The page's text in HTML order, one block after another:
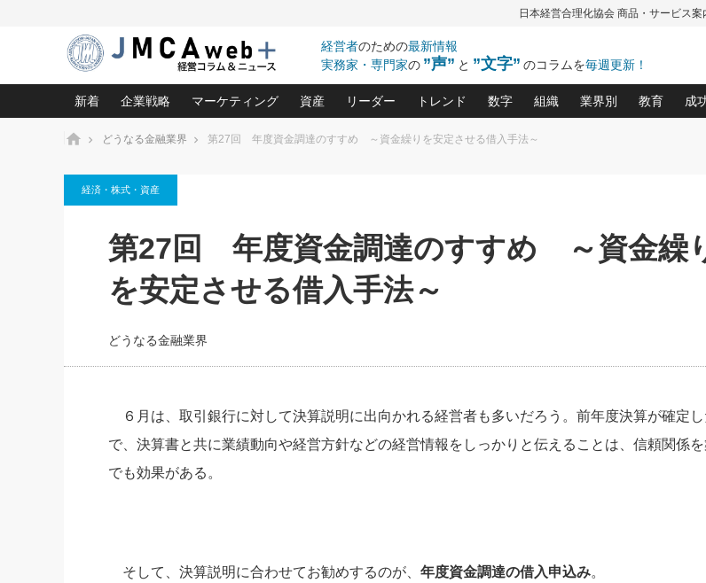
日本経営合理化協会 商品・サービス案
経営者のための最新情報
実務家・専門家の ”声” と ”文字” のコラムを毎週更新！
新着
朝礼・会議での「社長の３分間
スピーチ」ネタ帳（2026年8月5
日号）
2026.08.5
第109話 伝統的産品を21世紀
に生かし切る！
2026.08.5 2026.08.5
企業戦略
中小企業の「１位づくり」戦略(96)
利益を最大化する「業務改善」横田尚哉氏(5)
強い会社を築く ビジネス・クリニック(240)
日本レーザー「人を大切にしながら利益を上げる経営」の極意
(3)
武器としてのM&A入門(3)
社長のための“儲かる通販”戦略視点(151)
継続経営 百話百行(85)
マーケティング
ロングセラーの玉手箱(9)
大復活＆快進撃！ユニバーサルスタジオジャパンの成功要因と
は(5)
資産
中国経済の最新動向(204)
事業承継の前に、決めておきたい、知っておきたい、やってお
きたいコト(12)
会社と社長のための資産管理講座(95)
リーダー
ピョートル・F・グジバチの『経営戦略の新常識』(12)
指導者たる者かくあるべし(635)
朝礼・会議での「社長の３分間スピーチ」ネタ帳(159)
次もあなたにお願いしたいと思われる「一流の仕事術」(28)
社長の右腕をつくる 人と組織を動かす(200)
酒井英之の社長のビジョン実現道場(10)
トレンド
北村森の「今月のヒット商品」(109)
数字
おカネが残る決算書にするために、
会社を守り抜くための緊急対策(100)
強い決算書の会社はココが違う！(36)
銀行交渉はこうしなさい！(12)
組織
職場の生産性を下げるハラ
賃金決定の定石(68)
顧客・社員・社会から支持
業界別
大久保一彦の“流行
柿内幸夫─社長のた
教育
あなただ
クレーム
クレーム
デキル社
東川鷹年
社長のた
行動科学
成
ホーム どうなる金融業界 第27回 年度資金調達のすすめ ～資金繰りを安定させる借入手法～
経済・株式・資産
第27回 年度資金調達のすすめ ～資金繰
を安定させる借入手法～
どうなる金融業界
６月は、取引銀行に対して決算説明に出向かれる経営者も多いだろう。前年度決算が確定
で、決算書と共に業績動向や経営方針などの経営情報をしっかりと伝えることは、信頼関係を
でも効果がある。
そして、決算説明に合わせてお勧めするのが、 年度資金調達の借入申込み。